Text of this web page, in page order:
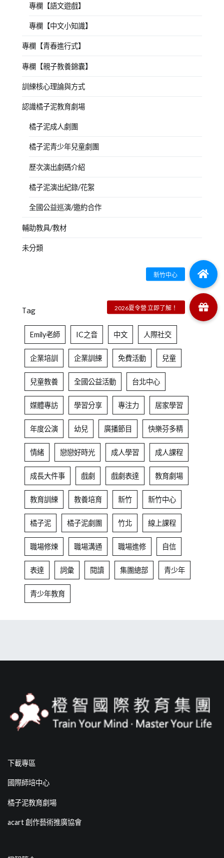
專欄【語文遊戲】
專欄【中文小知識】
專欄【青春進行式】
專欄【親子教養錦囊】
訓練核心理論與方式
認識橘子泥教育劇場
橘子泥成人劇團
橘子泥青少年兒童劇團
歷次演出劇碼介紹
橘子泥演出紀錄/花絮
全國公益巡演/邀約合作
輔助教具/教材
未分類
Tag
Emily老師 IC之音 中文 人際社交
企業培訓 企業訓練 免費活動 兒童
兒童教養 全國公益活動 台北中心
媒體專訪 學習分享 專注力 居家學習
年度公演 幼兒 廣播節目 快樂芬多精
情緒 戀戀好時光 成人學習 成人課程
成長大件事 戲劇 戲劇表達 教育劇場
教育訓練 教養培育 新竹 新竹中心
橘子泥 橘子泥劇團 竹北 線上課程
職場修煉 職場溝通 職場進修 自信
表達 詞彙 閱讀 集團總部 青少年
青少年教育
下載專區
國際師培中心
橘子泥教育劇場
acart 創作藝術推廣協會